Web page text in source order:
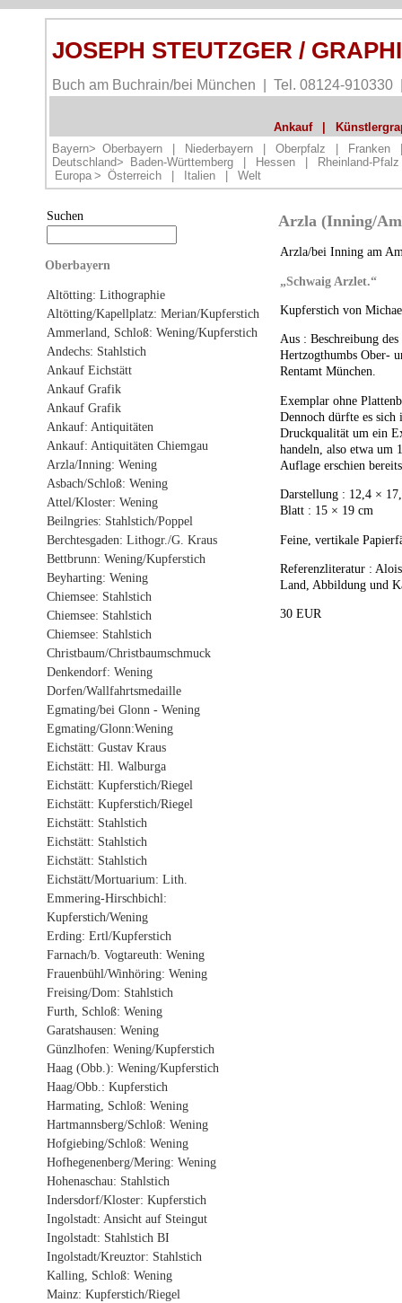
JOSEPH STEUTZGER /
Buch am Buchrain/bei München | Tel. 08124-
Ankauf
Bayern> Oberbayern Niederbayern Oberpfalz Franken
Deutschland>
Baden-Württemberg Hessen
Rheinland-Pfalz
Europa > Österreich Italien Welt
Suchen
Oberbayern
Altötting: Lithographie
Altötting/Kapellplatz: Merian/Kupferstich
Ammerland, Schloß: Wening/Kupferstich
Andechs: Stahlstich
Ankauf Eichstätt
Ankauf Grafik
Ankauf Grafik
Ankauf: Antiquitäten
Ankauf: Antiquitäten Chiemgau
Arzla/Inning: Wening
Asbach/Schloß: Wening
Attel/Kloster: Wening
Beilngries: Stahlstich/Poppel
Berchtesgaden: Lithogr./G. Kraus
Bettbrunn: Wening/Kupferstich
Beyharting: Wening
Chiemsee: Stahlstich
Chiemsee: Stahlstich
Chiemsee: Stahlstich
Christbaum/Christbaumschmuck
Denkendorf: Wening
Dorfen/Wallfahrtsmedaille
Egmating/bei Glonn - Wening
Egmating/Glonn:Wening
Eichstätt: Gustav Kraus
Eichstätt: Hl. Walburga
Eichstätt: Kupferstich/Riegel
Eichstätt: Kupferstich/Riegel
Eichstätt: Stahlstich
Eichstätt: Stahlstich
Eichstätt: Stahlstich
Eichstätt/Mortuarium: Lith.
Emmering-Hirschbichl:
Kupferstich/Wening
Erding: Ertl/Kupferstich
Farnach/b. Vogtareuth: Wening
Frauenbühl/Winhöring: Wening
Freising/Dom: Stahlstich
Furth, Schloß: Wening
Garatshausen: Wening
Günzlhofen: Wening/Kupferstich
Haag (Obb.): Wening/Kupferstich
Haag/Obb.: Kupferstich
Harmating, Schloß: Wening
Hartmannsberg/Schloß: Wening
Hofgiebing/Schloß: Wening
Hofhegenenberg/Mering: Wening
Hohenaschau: Stahlstich
Indersdorf/Kloster: Kupferstich
Ingolstadt: Ansicht auf Steingut
Ingolstadt: Stahlstich BI
Ingolstadt/Kreuztor: Stahlstich
Kalling, Schloß: Wening
Mainz: Kupferstich/Riegel
Arzla (Inning/
Arzla/bei Inning am
„Schwaig Arzlet.“
Kupferstich von
Aus : Beschreibung
Hertzogthumbs Ober-
Rentamt München.
Exemplar ohne
Dennoch dürfte es
Druckqualität um ein
handeln, also etwa um
Auflage erschien
Darstellung : 12,4 ×
Blatt : 15 × 19 cm
Feine, vertikale
Referenzliteratur :
Land, Abbildung und
30 EUR